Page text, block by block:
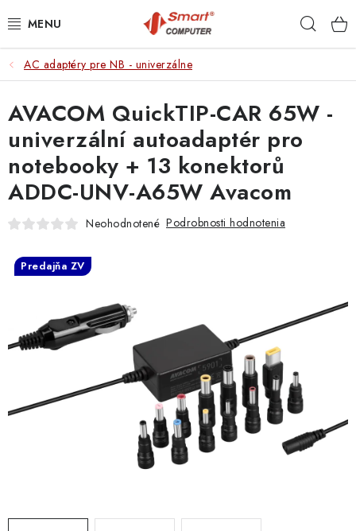
na
NOTEBOOKY
MOBILNÉ ZARIADENIA
PC A KOMPONENTY
PERIFÉRIE
TLAČIARNE
SIETE
ELEKTRONIKA
: DOBRÁ CENA
: TOP PRODUKTY
AC adaptéry pre NB - univerzálne
AVACOM QuickTIP-CAR 65W -
univerzální autoadaptér pro
notebooky + 13 konektorů
ADDC-UNV-A65W Avacom
Neohodnotené Podrobnosti hodnotenia
Predajňa ZV